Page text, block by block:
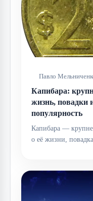
Павло
Капибара:
жизнь, повадки
популярность
Капибара —
о её жизни,